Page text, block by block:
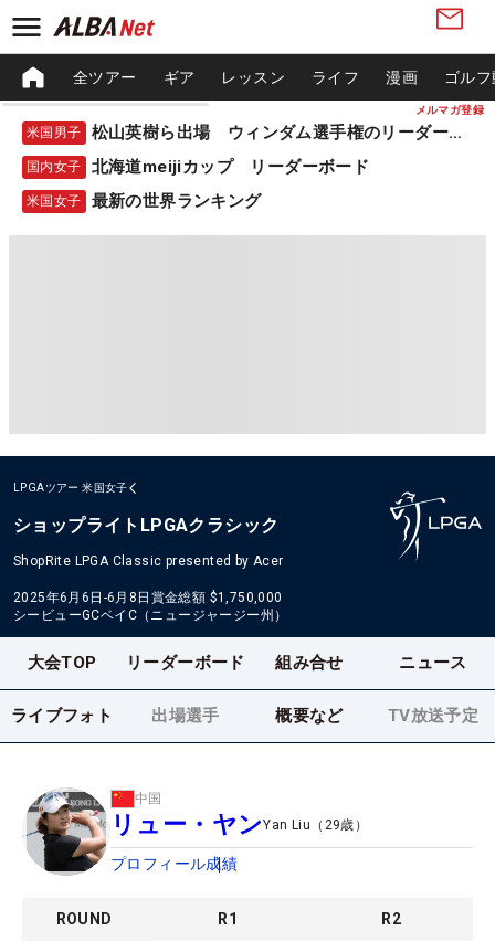
メルマガ登録
全ツアー ギア レッスン ライフ 漫画 ゴル
米国男子 松山英樹ら出場 ウィンダム選手権のリーダーボード
国内女子 北海道meijiカップ リーダーボード
米国女子 最新の世界ランキング
LPGAツアー 米国女子
ショップライトLPGAクラシック
ShopRite LPGA Classic presented by Acer
2025年6月6日-6月8日 賞金総額 $1,750,000
シービューGCベイC（ニュージャージー州）
大会TOP リーダーボード 組み合せ ニュース
ライブフォト 出場選手 概要など TV放送予定
中国
リュー・ヤンYan Liu （ 29歳）
プロフィール成績
ROUND R1 R2